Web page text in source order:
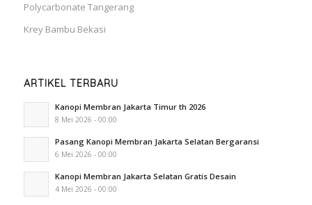
Polycarbonate Tangerang
Krey Bambu Bekasi
ARTIKEL TERBARU
Kanopi Membran Jakarta Timur th 2026
8 Mei 2026 - 00:00
Pasang Kanopi Membran Jakarta Selatan Bergaransi
6 Mei 2026 - 00:00
Kanopi Membran Jakarta Selatan Gratis Desain
4 Mei 2026 - 00:00